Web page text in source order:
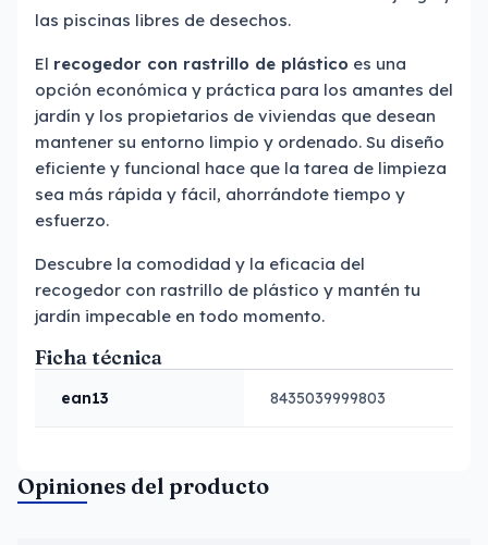
las piscinas libres de desechos.
El recogedor con rastrillo de plástico es una
opción económica y práctica para los amantes del
jardín y los propietarios de viviendas que desean
mantener su entorno limpio y ordenado. Su diseño
eficiente y funcional hace que la tarea de limpieza
sea más rápida y fácil, ahorrándote tiempo y
esfuerzo.
Descubre la comodidad y la eficacia del
recogedor con rastrillo de plástico y mantén tu
jardín impecable en todo momento.
Ficha técnica
ean13 8435039999803
Opiniones del producto